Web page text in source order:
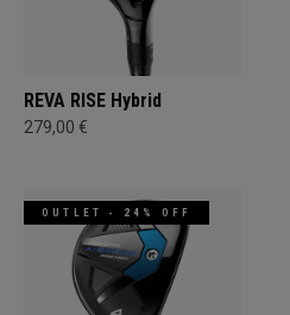
REVA RISE Hybrid
279,00 €
OUTLET - 24% OFF